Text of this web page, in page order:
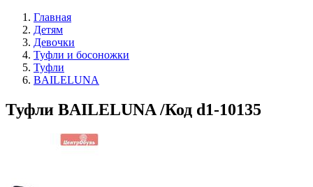
Главная
Детям
Девочки
Туфли и босоножки
Туфли
BAILELUNA
Туфли BAILELUNA /Код d1-10135